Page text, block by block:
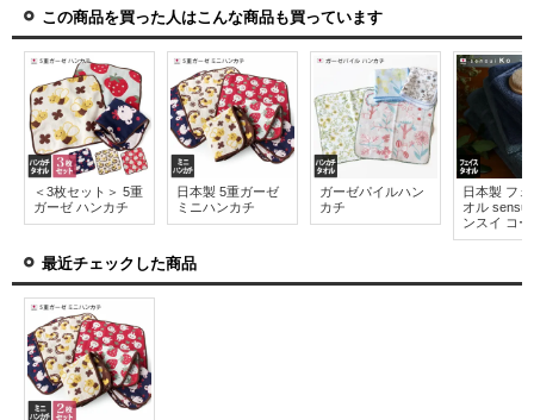
この商品を買った人はこんな商品も買っています
＜3枚セット＞ 5重
ガーゼ ハンカチ
日本製 5重ガーゼ
ミニハンカチ
ガーゼパイルハン
カチ
日本製 フ
オル sensui
ンスイ コー
最近チェックした商品